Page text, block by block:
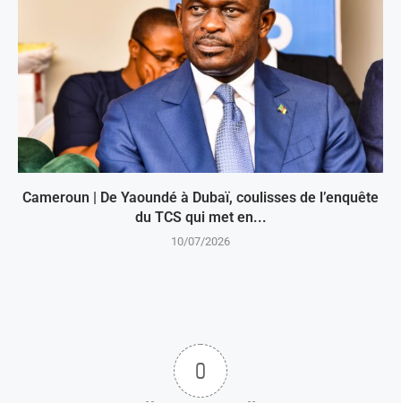
Cameroun | De Yaoundé à Dubaï, coulisses de l’enquête
du TCS qui met en...
10/07/2026
0